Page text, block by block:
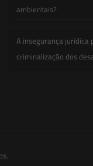
ambientais?
A insegurança jurídica
criminalização dos